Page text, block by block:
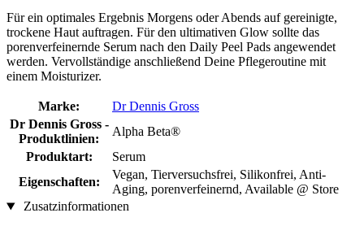
Für ein optimales Ergebnis Morgens oder Abends auf gereinigte,
trockene Haut auftragen. Für den ultimativen Glow sollte das
porenverfeinernde Serum nach den Daily Peel Pads angewendet
werden. Vervollständige anschließend Deine Pflegeroutine mit
einem Moisturizer.
Marke:
Dr Dennis Gross
Dr Dennis Gross -
Produktlinien:
Alpha Beta®
Produktart:
Serum
Eigenschaften:
Vegan, Tierversuchsfrei, Silikonfrei, Anti-
Aging, porenverfeinernd, Available @ Store
Zusatzinformationen